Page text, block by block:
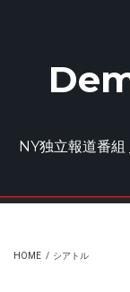
NY独立報道番組
HOME / シアトル